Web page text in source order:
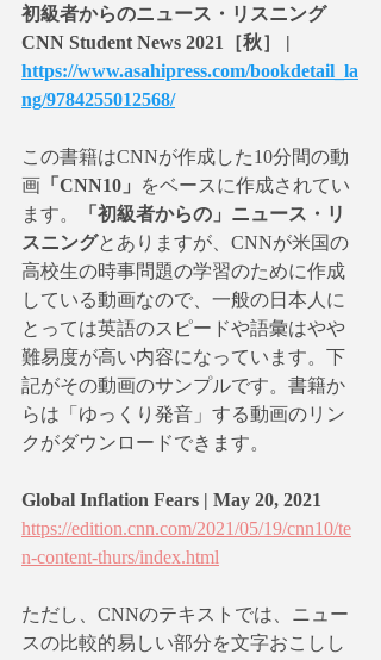
初級者からのニュース・リスニング
CNN Student News 2021［秋］ |
https://www.asahipress.com/bookdetail_la
ng/9784255012568/
この書籍はCNNが作成した10分間の動
画 「CNN10」
をベースに作成されてい
ます。
「初級者からの」ニュース・リ
スニングとありますが、CNNが米国の
高校生の時事問題の学習のために作成
している動画なので、一般の日本人に
とっては英語のスピードや語彙はやや
難易度が高い内容になっています。下
記がその動画のサンプルです。書籍か
らは「ゆっくり発音」する動画のリン
クがダウンロードできます。
Global Inflation Fears | May 20, 2021
https://edition.cnn.com/2021/05/19/cnn10/te
n-content-thurs/index.html
ただし、CNNのテキストでは、ニュー
スの比較的易しい部分を文字おこしし